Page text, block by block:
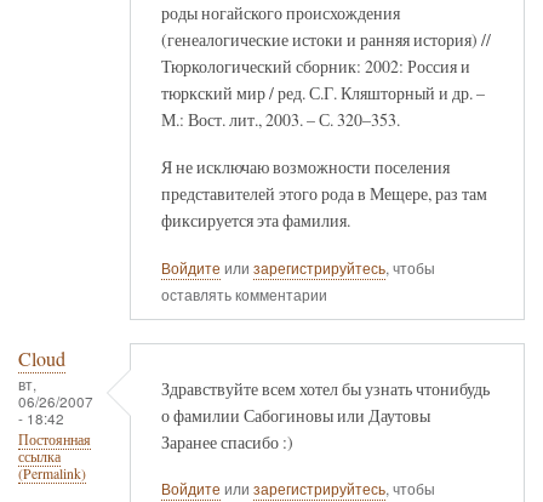
роды ногайского происхождения
(генеалогические истоки и ранняя история) //
Тюркологический сборник: 2002: Россия и
тюркский мир / ред. С.Г. Кляшторный и др. –
М.: Вост. лит., 2003. – С. 320–353.
Я не исключаю возможности поселения
представителей этого рода в Мещере, раз там
фиксируется эта фамилия.
Войдите или зарегистрируйтесь, чтобы
оставлять комментарии
Cloud
вт,
06/26/2007
- 18:42
Постоянная
ссылка
(Permalink)
Здравствуйте всем хотел бы узнать чтонибудь
о фамилии Сабогиновы или Даутовы
Заранее спасибо :)
Войдите или зарегистрируйтесь, чтобы